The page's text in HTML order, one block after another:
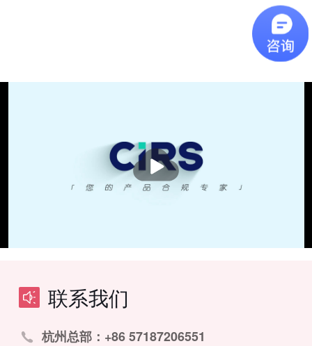
播
放
联系我们
杭州总部：+86 57187206551